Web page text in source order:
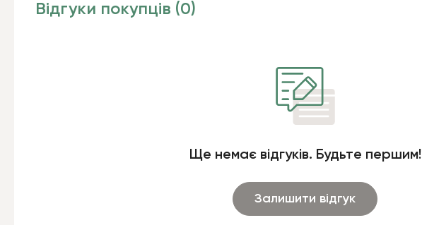
Відгуки покупців (0)
Ще немає відгуків. Будьте першим!
Залишити відгук